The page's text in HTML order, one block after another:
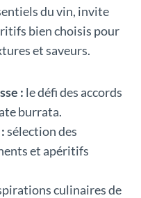
du vin, invite
bien choisis pour
et saveurs.
: le défi des accords
burrata.
sélection des
et apéritifs
culinaires de